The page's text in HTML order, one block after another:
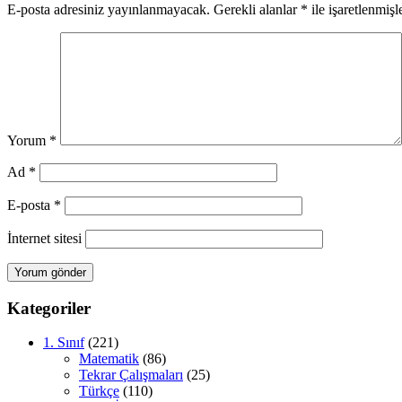
E-posta adresiniz yayınlanmayacak. Gerekli alanlar * ile
Yorum *
Ad *
E-posta *
İnternet sitesi
Kategoriler
1. Sınıf(221)
Matematik (86)
Tekrar Çalışmaları (25)
Türkçe (110)